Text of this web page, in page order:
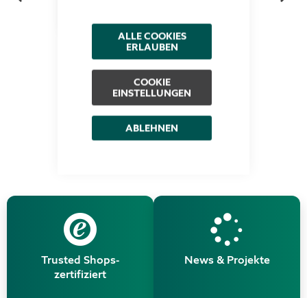
ALLE COOKIES
ERLAUBEN
COOKIE
EINSTELLUNGEN
ABLEHNEN
Trusted Shops-
zertifiziert
News & Projekte
Schwerlast-Auszugsregal
3.189,00 € pro Stück